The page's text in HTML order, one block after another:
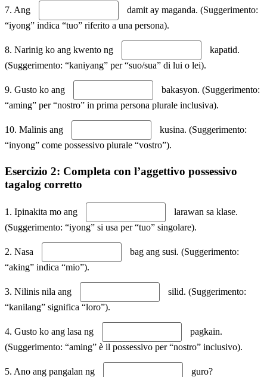
7. Ang
damit ay maganda. (Suggerimento:
“iyong” indica “tuo” riferito a una persona).
8. Narinig ko ang kwento ng
kapatid.
(Suggerimento: “kaniyang” per “suo/sua” di lui o lei).
9. Gusto ko ang
bakasyon. (Suggerimento:
“aming” per “nostro” in prima persona plurale inclusiva).
10. Malinis ang
kusina. (Suggerimento:
“inyong” come possessivo plurale “vostro”).
Esercizio 2: Completa con l’aggettivo possessivo
tagalog corretto
1. Ipinakita mo ang
larawan sa klase.
(Suggerimento: “iyong” si usa per “tuo” singolare).
2. Nasa
bag ang susi. (Suggerimento:
“aking” indica “mio”).
3. Nilinis nila ang
silid. (Suggerimento:
“kanilang” significa “loro”).
4. Gusto ko ang lasa ng
pagkain.
(Suggerimento: “aming” è il possessivo per “nostro” inclusivo).
5. Ano ang pangalan ng
guro?